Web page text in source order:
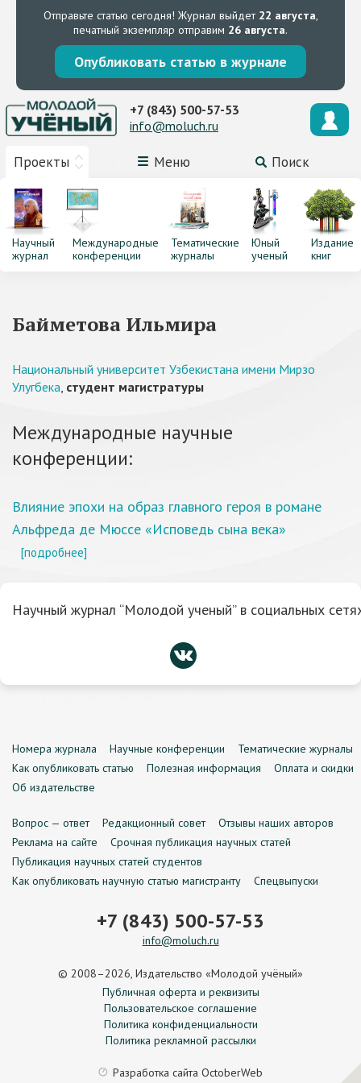
Отправьте статью сегодня! Журнал выйдет 22 августа,
печатный экземпляр отправим 26 августа.
Опубликовать статью в журнале
Проекты Меню Поиск
+7 (843) 500-57-53
info@moluch.ru
Научный
журнал
Международные
конференции
Тематические
журналы
Юный
ученый
Издание
книг
Байметова Ильмира
Национальный университет Узбекистана имени Мирзо
Улугбека, студент магистратуры
Международные научные
конференции:
Влияние эпохи на образ главного героя в романе
Альфреда де Мюссе «Исповедь сына века»
[подробнее]
Научный журнал “Молодой ученый” в социальных
Номера журнала Научные конференции
Тематические журналы
Как опубликовать статью
Полезная информация
Оплата и скидки
Об издательстве
Вопрос — ответ Редакционный совет
Отзывы наших авторов
Реклама на сайте
Срочная публикация научных статей
Публикация научных статей студентов
Как опубликовать научную статью магистранту
Спецвыпуски
+7 (843) 500-57-53
info@moluch.ru
© 2008–2026, Издательство «Молодой учёный»
Публичная оферта и реквизиты
Пользовательское соглашение
Политика конфиденциальности
Политика рекламной рассылки
Разработка сайта OctoberWeb